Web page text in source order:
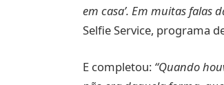
em casa’. Em muitas falas
Selfie Service, programa
E completou: “Quando